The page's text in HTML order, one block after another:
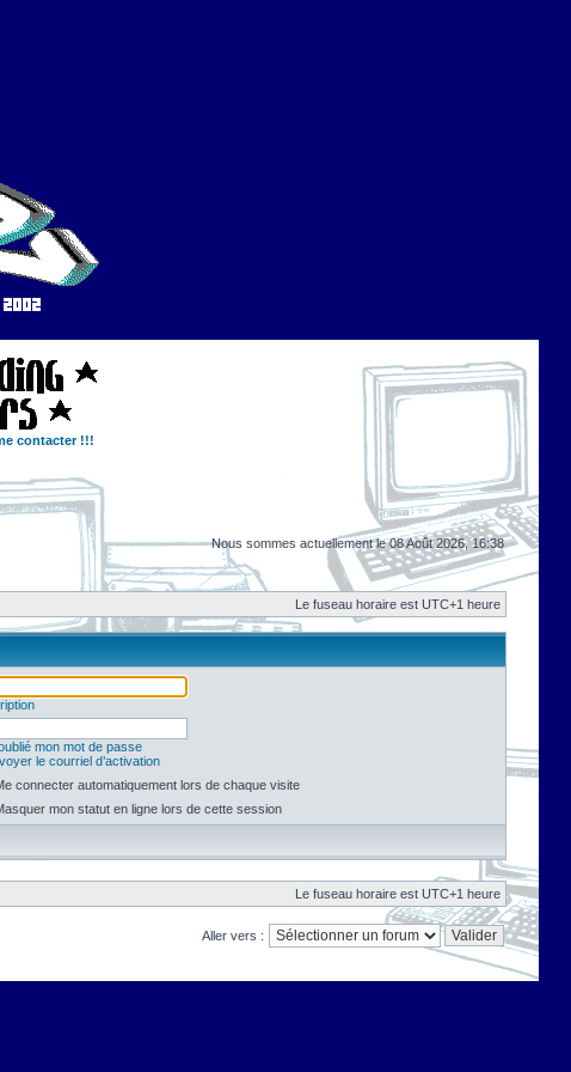
contacter !!!
Nous sommes actuellement le 08 Août 2026, 16:38
Le fuseau horaire est UTC+1 heure
mon mot de passe
le courriel d’activation
connecter automatiquement lors de chaque visite
mon statut en ligne lors de cette session
Le fuseau horaire est UTC+1 heure
Aller vers :